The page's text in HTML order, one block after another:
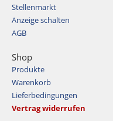
Stellenmarkt
Anzeige schalten
AGB
Shop
Produkte
Warenkorb
Lieferbedingungen
Vertrag widerrufen